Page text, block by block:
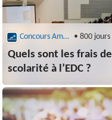
Concours Ambitions • 800 jours
Quels sont les frais de
scolarité à l’EDC ?